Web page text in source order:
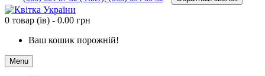
0 товар (ів) - 0.00 грн
Ваш кошик порожній!
Menu